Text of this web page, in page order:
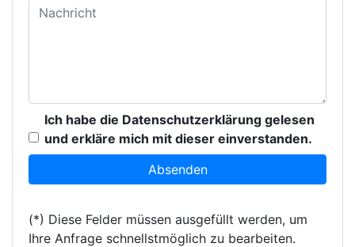
Ich habe die Datenschutzerklärung gelesen
und erkläre mich mit dieser einverstanden.
(*) Diese Felder müssen ausgefüllt werden, um
Ihre Anfrage schnellstmöglich zu bearbeiten.